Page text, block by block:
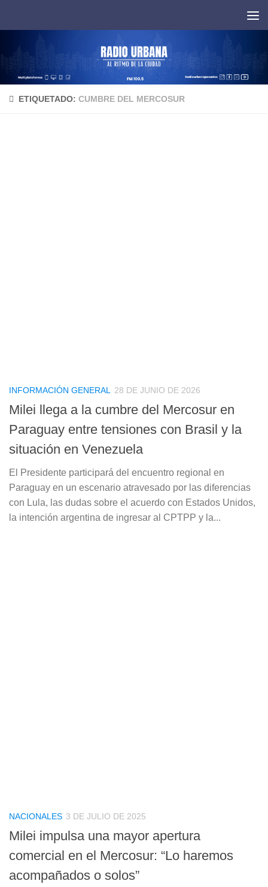
ETIQUETADO: CUMBRE DEL MERCOSUR
INFORMACIÓN GENERAL 28 DE JUNIO DE 2026
Milei llega a la cumbre del Mercosur en
Paraguay entre tensiones con Brasil y la
situación en Venezuela
El Presidente participará del encuentro regional en
Paraguay en un escenario atravesado por las diferencias
con Lula, las dudas sobre el acuerdo con Estados Unidos,
la intención argentina de ingresar al CPTPP y la...
NACIONALES 3 DE JULIO DE 2025
Milei impulsa una mayor apertura
comercial en el Mercosur: “Lo haremos
acompañados o solos”